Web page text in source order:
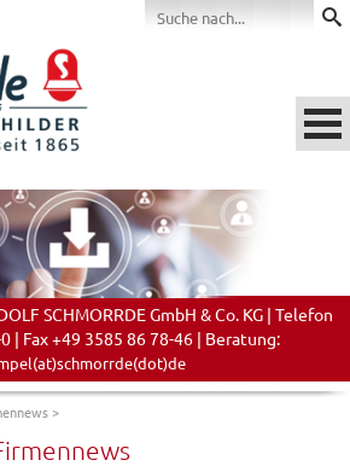
SCHMORRDE GmbH & Co. KG | Telefon
| Fax +49 3585 86 78-46 | Beratung:
>